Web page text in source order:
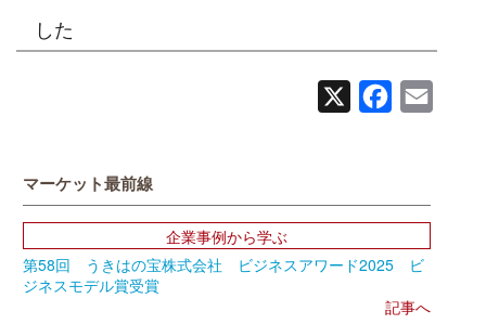
した
Facebook
マーケット最前線
企業事例から学ぶ
第58回 うきはの宝株式会社 ビジネスアワード2025 ビ
ジネスモデル賞受賞
記事へ